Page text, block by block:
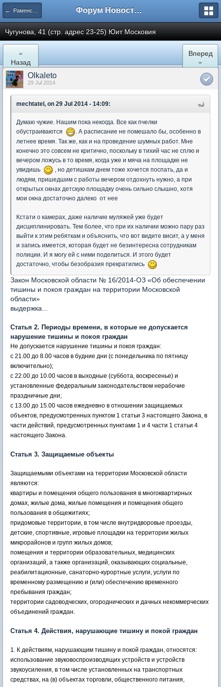
← Раменское Форум Новостройки
Чугунова, 41 (стр. адрес 23-25) Юит Московия
«
Назад
Вперед
»
Olkaleto
29 Jul 2014
mechtatel, on 29 Jul 2014 - 14:09:
Думаю чужие. Нашим пока некогда. Все как пчелки
обустраиваются
. А расписание не помешало бы, особенно в
летнее время. Так же, как и на проведение шумных работ. Мне
конечно это совсем не критично, поскольку в тихий час не сплю и
вечером ложусь в то время, когда уже и мяча на площадке не
увидишь
, но детишкам днем тоже хочется поспать, да и
людям, пришедшим с работы вечером отдохнуть нужно, а при
открытых окнах детскую площадку очень сильно слышно, хотя
мои окна достаточно далеко от нее
Кстати о камерах, даже наличие муляжей уже будет
дисциплинировать. Тем более, что при их наличии можно пару раз
выйти к этим ребяткам и объяснить, что вот видите висит, а у меня
и запись имеется, которая будет не безинтересна сотрудникам
полиции. И я могу ей с ними поделиться. И этого будет
достаточно, чтобы безобразия прекратились
Закон Московской области № 16/2014-ОЗ «Об обеспечении
тишины и покоя граждан на территории Московской
области»
выдержка...
Статья 2. Периоды времени, в которые не допускается
нарушение тишины и покоя граждан
Не допускается нарушение тишины и покоя граждан:
с 21.00 до 8.00 часов в будние дни (с понедельника по пятницу
включительно);
с 22.00 до 10.00 часов в выходные (суббота, воскресенье) и
установленные федеральным законодательством нерабочие
праздничные дни;
с 13.00 до 15.00 часов ежедневно в отношении защищаемых
объектов, предусмотренных пунктом 1 статьи 3 настоящего Закона, в
части действий, предусмотренных пунктами 1 и 4 части 1 статьи 4
настоящего Закона.
Статья 3. Защищаемые объекты
Защищаемыми объектами на территории Московской области
являются:
квартиры и помещения общего пользования в многоквартирных
домах, жилые дома, жилые помещения и помещения общего
пользования в общежитиях;
придомовые территории, в том числе внутридворовые проезды,
детские, спортивные, игровые площадки на территории жилых
микрорайонов и групп жилых домов;
помещения и территории образовательных, медицинских
организаций, а также организаций, оказывающих социальные,
реабилитационные, санаторно-курортные услуги, услуги по
временному размещению и (или) обеспечению временного
пребывания граждан;
территории садоводческих, огороднических и дачных некоммерческих
объединений граждан.
Статья 4. Действия, нарушающие тишину и покой граждан
1. К действиям, нарушающим тишину и покой граждан, относятся:
использование звуковоспроизводящих устройств и устройств
звукоусиления, в том числе установленных на транспортных
средствах, на (в) объектах торговли, общественного питания,